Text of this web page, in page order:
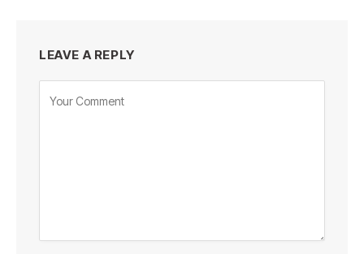
LEAVE A REPLY